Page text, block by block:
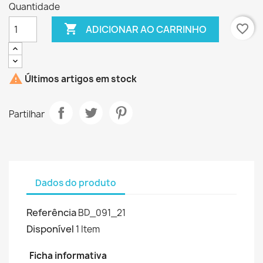
Quantidade
 ADICIONAR AO CARRINHO favorite_border
 Últimos artigos em stock
Partilhar
Dados do produto
ReferênciaBD_091_21
Disponível 1 Item
Ficha informativa